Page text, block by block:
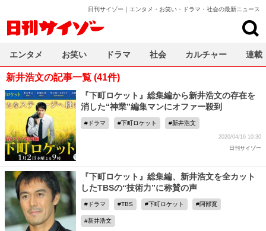
日刊サイゾー｜エンタメ・お笑い・ドラマ・社会の最新ニュース
新井浩文の記事一覧 (41件)
『下町ロケット』総集編から新井浩文の存在を
消した“神業”編集マンにオファー殺到
ドラマ 下町ロケット 新井浩文
2020/04/16 10:30
日刊サイゾー
『下町ロケット』総集編、新井浩文を全カット
したTBSの“技術力”に称賛の声
ドラマ TBS 下町ロケット 阿部寛
新井浩文
エンタメ お笑い ドラマ 社会 カルチャー 連載